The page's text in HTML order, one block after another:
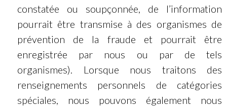
constatée ou soupçonnée, de l’information
pourrait être transmise à des organismes de
prévention de la fraude et pourrait être
enregistrée par nous ou par de tels
organismes). Lorsque nous traitons des
renseignements personnels de catégories
spéciales, nous pouvons également nous